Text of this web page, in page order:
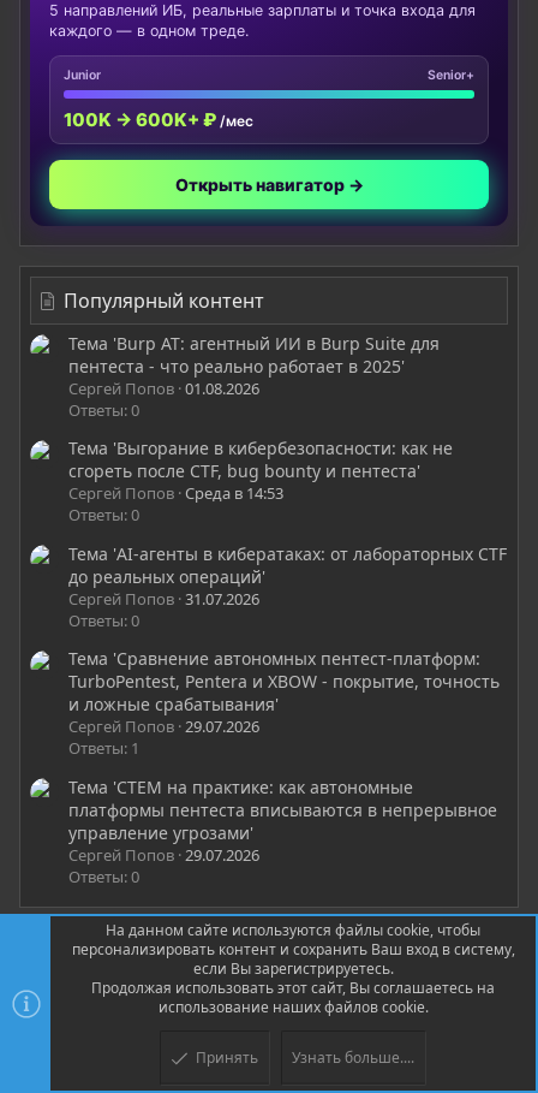
5 направлений ИБ, реальные зарплаты и точка входа для
каждого — в одном треде.
Junior Senior+
100K → 600K+ ₽ /мес
Открыть навигатор →
Популярный контент
Тема 'Burp AT: агентный ИИ в Burp Suite для
пентеста - что реально работает в 2025'
Сергей Попов 01.08.2026
Ответы: 0
Тема 'Выгорание в кибербезопасности: как не
сгореть после CTF, bug bounty и пентеста'
Сергей Попов Среда в 14:53
Ответы: 0
Тема 'AI-агенты в кибератаках: от лабораторных CTF
до реальных операций'
Сергей Попов 31.07.2026
Ответы: 0
Тема 'Сравнение автономных пентест-платформ:
TurboPentest, Pentera и XBOW - покрытие, точность
и ложные срабатывания'
Сергей Попов 29.07.2026
Ответы: 1
Тема 'CTEM на практике: как автономные
платформы пентеста вписываются в непрерывное
управление угрозами'
Сергей Попов 29.07.2026
Ответы: 0
🔴 Свежие CVE, 0-day и инциденты
То, о чём ChatGPT ещё не знает — обсуждаем в
На данном сайте используются файлы cookie, чтобы
персонализировать контент и сохранить Ваш вход в систему,
если Вы зарегистрируетесь.
Продолжая использовать этот сайт, Вы соглашаетесь на
использование наших файлов cookie.
Принять Узнать больше....